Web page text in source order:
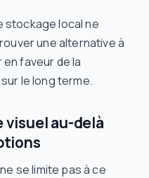
stockage local ne
une alternative à
en faveur de la
le long terme.
au-delà
se limite pas à ce